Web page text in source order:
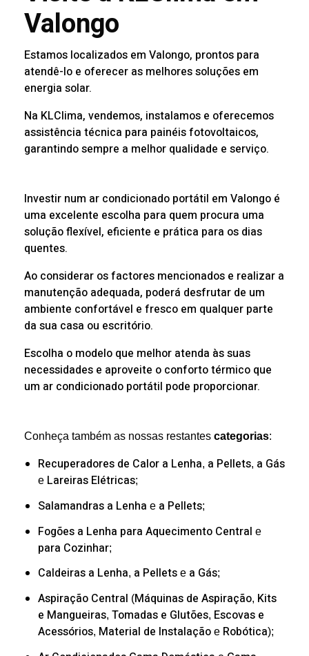
Valongo
Estamos localizados em Valongo, prontos para
atendê-lo e oferecer as melhores soluções em
energia solar.
Na KLClima, vendemos, instalamos e oferecemos
assistência técnica para painéis fotovoltaicos,
garantindo sempre a melhor qualidade e serviço.
Investir num ar condicionado portátil em Valongo é
uma excelente escolha para quem procura uma
solução flexível, eficiente e prática para os dias
quentes.
Ao considerar os factores mencionados e realizar a
manutenção adequada, poderá desfrutar de um
ambiente confortável e fresco em qualquer parte
da sua casa ou escritório.
Escolha o modelo que melhor atenda às suas
necessidades e aproveite o conforto térmico que
um ar condicionado portátil pode proporcionar.
Conheça também as nossas restantes categorias:
Recuperadores de Calor a Lenha, a Pellets, a Gás
e Lareiras Elétricas;
Salamandras a Lenha e a Pellets;
Fogões a Lenha para Aquecimento Central e
para Cozinhar;
Caldeiras a Lenha, a Pellets e a Gás;
Aspiração Central (Máquinas de Aspiração, Kits
e Mangueiras, Tomadas e Glutões, Escovas e
Acessórios, Material de Instalação e Robótica);